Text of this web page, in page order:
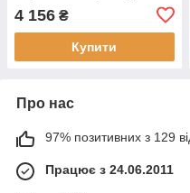
4 156 ₴
Купити
Про нас
97% позитивних з 129
Працює з 24.06.2011